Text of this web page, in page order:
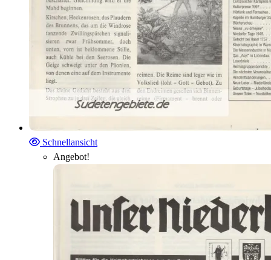
Schnellansicht
Angebot!